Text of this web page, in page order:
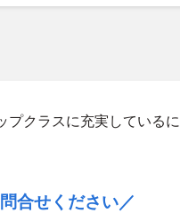
プクラスに充実しているに
合せください／